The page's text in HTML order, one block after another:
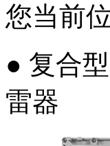
您当前
● 复合
雷器